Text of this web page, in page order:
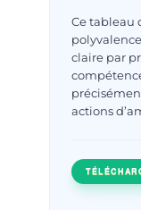
Ce tableau
claire par
actions